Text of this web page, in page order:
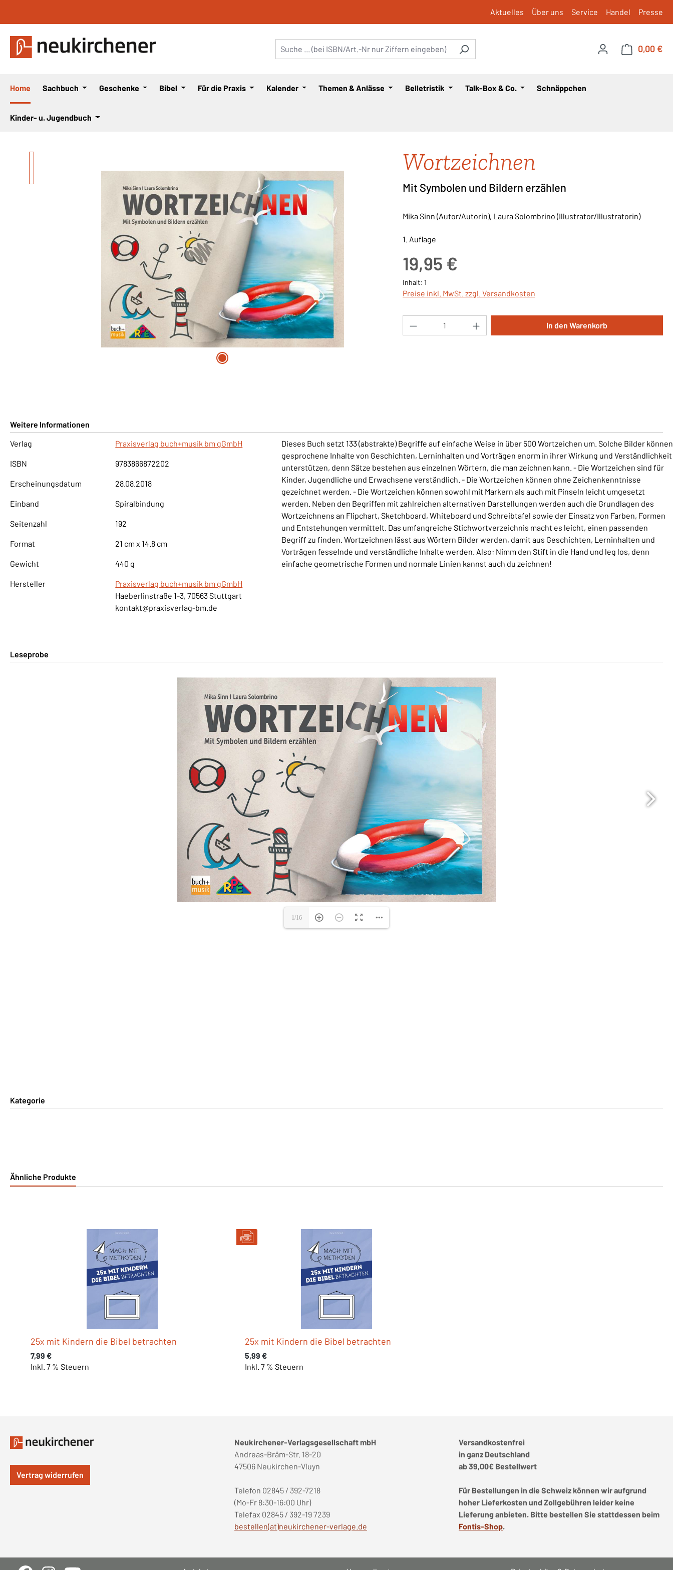
Aktuelles Über uns Service Handel Presse
0,00 €
Home Sachbuch Geschenke Bibel Für die Praxis Kalender Themen & Anlässe Belletristik Talk-Box & Co. Schnäppchen
Kinder- u. Jugendbuch
Wortzeichnen
Mit Symbolen und Bildern erzählen
Mika Sinn (Autor/Autorin), Laura Solombrino (Illustrator/Illustratorin)
1. Auflage
19,95 €
Inhalt: 1
Preise inkl. MwSt. zzgl. Versandkosten
Produkt Anzahl: Gib den gewünschten Wert ein
In den Warenkorb
Weitere Informationen
Verlag
Praxisverlag buch+musik bm gGmbH
ISBN 9783866872202
Erscheinungsdatum 28.08.2018
Einband Spiralbindung
Seitenzahl 192
Format 21 cm x 14.8 cm
Gewicht 440 g
Hersteller
Praxisverlag buch+musik bm gGmbH
Haeberlinstraße 1-3, 70563 Stuttgart
kontakt@praxisverlag-bm.de
Dieses Buch setzt 133 (abstrakte) Begriffe auf einfache Weise in über 500 Wortzeichen um. Solche Bilder können
gesprochene Inhalte von Geschichten, Lerninhalten und Vorträgen enorm in ihrer Wirkung und Verständlichkeit
unterstützen, denn Sätze bestehen aus einzelnen Wörtern, die man zeichnen kann. - Die Wortzeichen sind für
Kinder, Jugendliche und Erwachsene verständlich. - Die Wortzeichen können ohne Zeichenkenntnisse
gezeichnet werden. - Die Wortzeichen können sowohl mit Markern als auch mit Pinseln leicht umgesetzt
werden. Neben den Begriffen mit zahlreichen alternativen Darstellungen werden auch die Grundlagen des
Wortzeichnens an Flipchart, Sketchboard, Whiteboard und Schreibtafel sowie der Einsatz von Farben, Formen
und Entstehungen vermittelt. Das umfangreiche Stichwortverzeichnis macht es leicht, einen passenden
Begriff zu finden. Wortzeichnen lässt aus Wörtern Bilder werden, damit aus Geschichten, Lerninhalten und
Vorträgen fesselnde und verständliche Inhalte werden. Also: Nimm den Stift in die Hand und leg los, denn
einfache geometrische Formen und normale Linien kannst auch du zeichnen!
Leseprobe
Kategorie
Ähnliche Produkte
25x mit Kindern die Bibel betrachten
Regulärer Preis:
7,99 €
Inkl. 7 % Steuern
25x mit Kindern die Bibel betrachten
Regulärer Preis:
5,99 €
Inkl. 7 % Steuern
Vertrag widerrufen
Neukirchener-Verlagsgesellschaft mbH
Andreas-Bräm-Str. 18-20
47506 Neukirchen-Vluyn
Telefon 02845 / 392-7218
(Mo-Fr 8:30-16:00 Uhr)
Telefax 02845 / 392-19 7239
bestellen(at)neukirchener-verlage.de
Versandkostenfrei
in ganz Deutschland
ab 39,00€ Bestellwert
Für Bestellungen in die Schweiz können wir aufgrund
hoher Lieferkosten und Zollgebühren leider keine
Lieferung anbieten. Bitte bestellen Sie stattdessen beim
Fontis-Shop.